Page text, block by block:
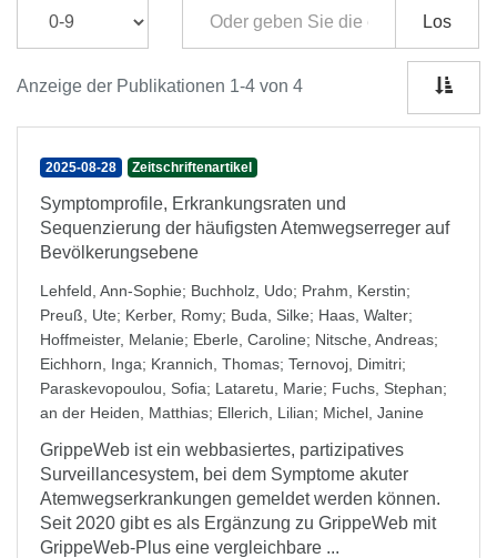
Los
Anzeige der Publikationen 1-4 von 4
2025-08-28 Zeitschriftenartikel
Symptomprofile, Erkrankungsraten und
Sequenzierung der häufigsten Atemwegserreger auf
Bevölkerungsebene
Lehfeld, Ann-Sophie; Buchholz, Udo; Prahm, Kerstin;
Preuß, Ute; Kerber, Romy; Buda, Silke; Haas, Walter;
Hoffmeister, Melanie; Eberle, Caroline; Nitsche, Andreas;
Eichhorn, Inga; Krannich, Thomas; Ternovoj, Dimitri;
Paraskevopoulou, Sofia; Lataretu, Marie; Fuchs, Stephan;
an der Heiden, Matthias; Ellerich, Lilian; Michel, Janine
GrippeWeb ist ein webbasiertes, partizipatives
Surveillancesystem, bei dem Symptome akuter
Atemwegserkrankungen gemeldet werden können.
Seit 2020 gibt es als Ergänzung zu GrippeWeb mit
GrippeWeb-Plus eine vergleichbare ...